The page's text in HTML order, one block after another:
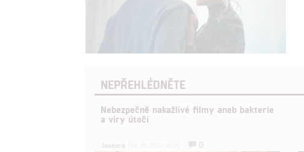
NEPŘEHLÉDNĚTE
Nebezpečně nakažlivé filmy aneb bakterie
a viry útočí